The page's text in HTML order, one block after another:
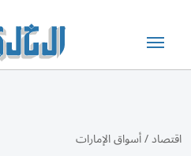
اقتصاد/أسواق الإمارات